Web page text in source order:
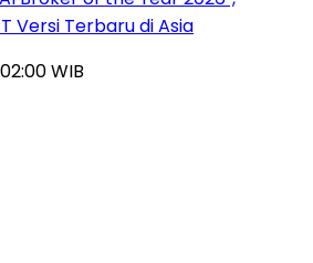
Versi Terbaru di Asia
WIB